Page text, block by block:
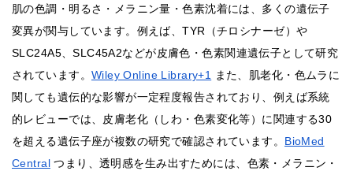
肌の色調・明るさ・メラニン量・色素沈着には、多くの遺伝子
変異が関与しています。例えば、TYR（チロシナーゼ）や
SLC24A5、SLC45A2などが皮膚色・色素関連遺伝子として研究
されています。 Wiley Online Library+1 また、肌老化・色ムラに
関しても遺伝的な影響が一定程度報告されており、例えば系統
的レビューでは、皮膚老化（しわ・色素変化等）に関連する30
を超える遺伝子座が複数の研究で確認されています。 BioMed
Centralつまり、透明感を生み出すためには、色素・メラニン・